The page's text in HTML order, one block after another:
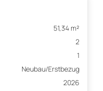
51,34 m²
2
1
Neubau/Erstbezug
2026